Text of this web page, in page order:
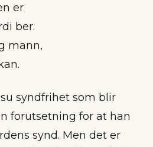
er
ber.
mann,
syndfrihet som blir
forutsetning for at han
synd. Men det er